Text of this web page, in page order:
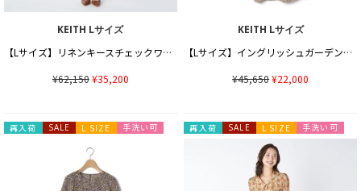
KEITH Lサイズ
【Lサイズ】リネンキースチェックワンピース
¥62,150¥35,200
KEITH Lサイズ
【Lサイズ】イングリッシュガーデンワンピース
¥45,650¥22,000
再入荷 SALE L SIZE 手洗い可 再入荷 SALE L SIZE 手洗い可